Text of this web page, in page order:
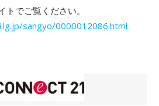
でご覧ください。
sangyo/0000012086.html